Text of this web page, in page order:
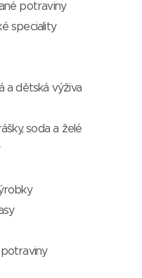
potraviny
speciality
a dětská výživa
soda a želé